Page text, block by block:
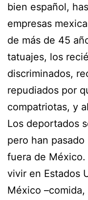
bien español,
empresas
de más de 45
tatuajes, los
discriminados,
repudiados por
compatriotas, y
Los deportados
pero han
fuera de
vivir en Estados
México